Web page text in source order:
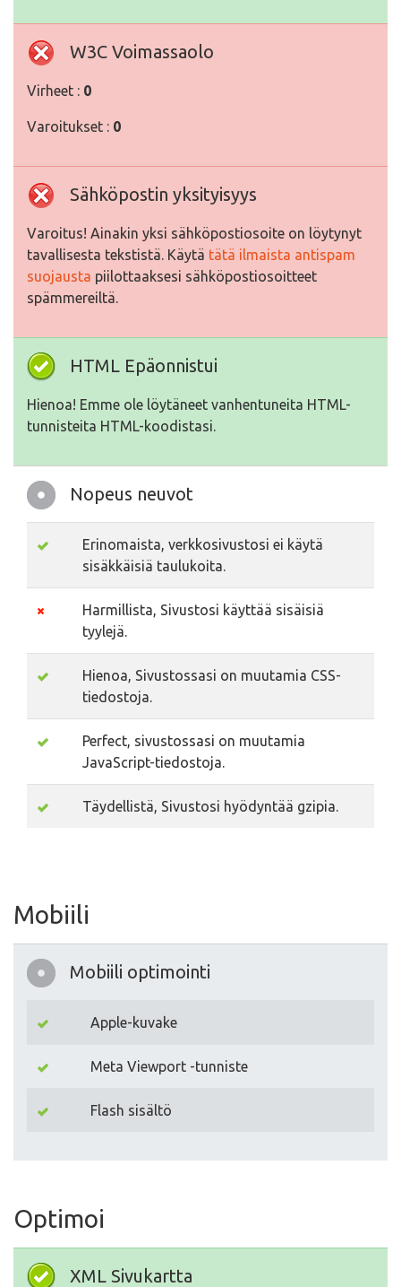
W3C Voimassaolo
Virheet : 0
Varoitukset : 0
Sähköpostin yksityisyys
Varoitus! Ainakin yksi sähköpostiosoite on löytynyt
tavallisesta tekstistä. Käytä tätä ilmaista antispam
suojausta piilottaaksesi sähköpostiosoitteet
spämmereiltä.
HTML Epäonnistui
Hienoa! Emme ole löytäneet vanhentuneita HTML-
tunnisteita HTML-koodistasi.
Nopeus neuvot
Erinomaista, verkkosivustosi ei käytä
sisäkkäisiä taulukoita.
Harmillista, Sivustosi käyttää sisäisiä
tyylejä.
Hienoa, Sivustossasi on muutamia CSS-
tiedostoja.
Perfect, sivustossasi on muutamia
JavaScript-tiedostoja.
Täydellistä, Sivustosi hyödyntää gzipia.
Mobiili
Mobiili optimointi
Apple-kuvake
Meta Viewport -tunniste
Flash sisältö
Optimoi
XML Sivukartta